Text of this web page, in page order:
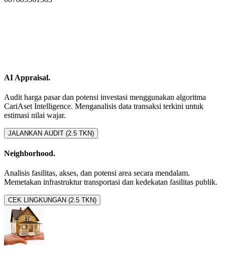
AI Appraisal.
Audit harga pasar dan potensi investasi menggunakan algoritma
CariAset Intelligence. Menganalisis data transaksi terkini untuk
estimasi nilai wajar.
JALANKAN AUDIT (2.5 TKN)
Neighborhood.
Analisis fasilitas, akses, dan potensi area secara mendalam.
Memetakan infrastruktur transportasi dan kedekatan fasilitas publik.
CEK LINGKUNGAN (2.5 TKN)